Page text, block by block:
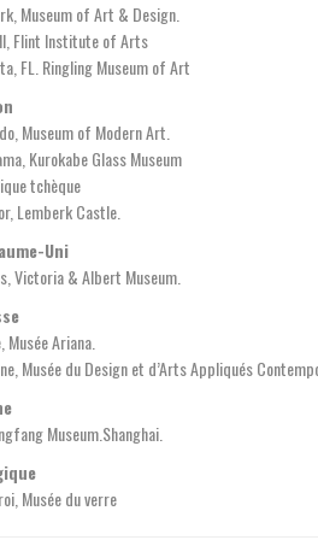
Museum of Art & Design.
Flint Institute of Arts
FL. Ringling Museum of Art
Museum of Modern Art.
Kurokabe Glass Museum
tchèque
Lemberk Castle.
Uni
Victoria & Albert Museum.
Musée Ariana.
Musée du Design et d’Arts Appliqués
Museum.Shanghai.
Musée du verre